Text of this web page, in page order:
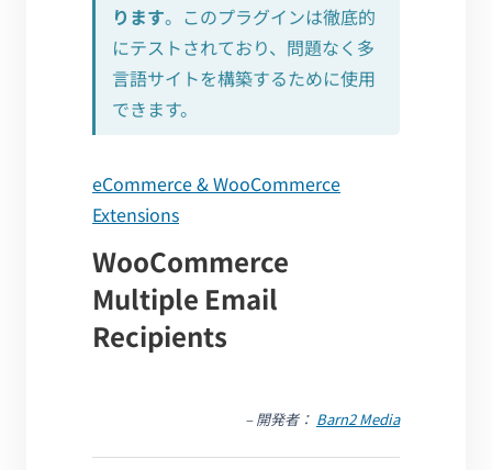
ります。このプラグインは徹底的
にテストされており、問題なく多
言語サイトを構築するために使用
できます。
eCommerce & WooCommerce
Extensions
WooCommerce
Multiple Email
Recipients
– 開発者： Barn2 Media